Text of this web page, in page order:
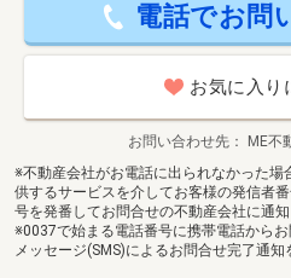
電話でお問
お気に入り
お問い合わせ先
ME不
※不動産会社がお電話に出られなかった場
供するサービスを介してお客様の発信者
号を発番してお問合せの不動産会社に通知
※0037で始まる電話番号に携帯電話から
メッセージ(SMS)によるお問合せ完了通知